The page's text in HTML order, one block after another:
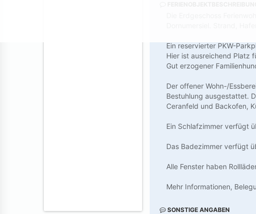
Ein reservierter PKW-
Hier ist ausreichend Platz
Gut erzogener
Der offener Wohn-/
Bestuhlung ausgestattet.
Ceranfeld und Backofen,
Ein Schlafzimmer verfügt
Das Badezimmer verfügt
Alle Fenster haben
Mehr Informationen,
SONSTIGE ANGABEN